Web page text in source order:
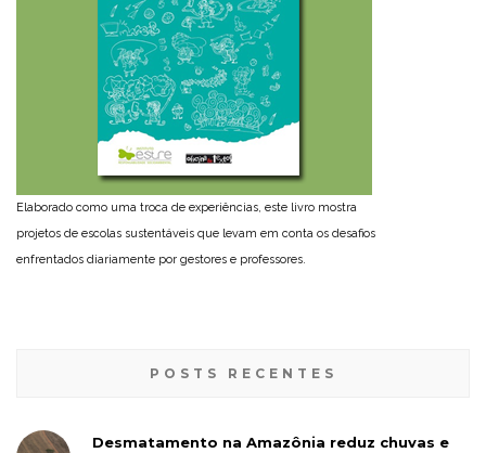
Elaborado como uma troca de experiências, este livro mostra
projetos de escolas sustentáveis que levam em conta os desafios
enfrentados diariamente por gestores e professores.
POSTS RECENTES
Desmatamento na Amazônia reduz chuvas e